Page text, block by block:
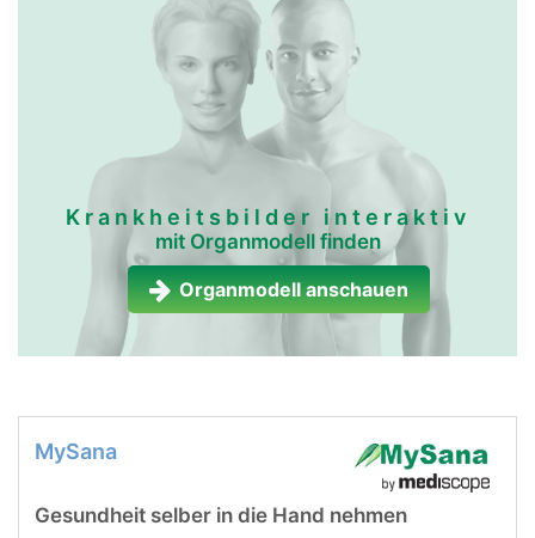
Krankheitsbilder interaktiv
mit Organmodell finden
Organmodell anschauen
MySana
Gesundheit selber in die Hand nehmen